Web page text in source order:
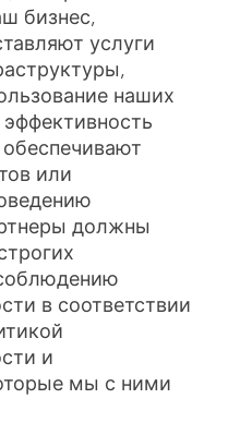
бизнес,
услуги
наших
или
должны
в соответствии
и
мы с ними